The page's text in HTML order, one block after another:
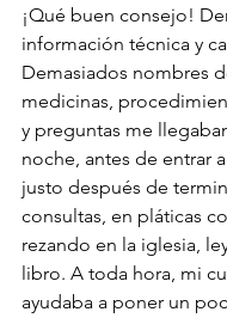
¡Qué buen consejo!
información técnica y
Demasiados nombres
medicinas,
y preguntas me
noche, antes de entrar
justo después de
consultas, en pláticas
rezando en la iglesia,
libro. A toda hora, mi
ayudaba a poner un